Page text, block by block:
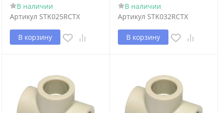
В наличии
Артикул STK025RCTX
В корзину
В наличии
Артикул STK032RCTX
В корзину